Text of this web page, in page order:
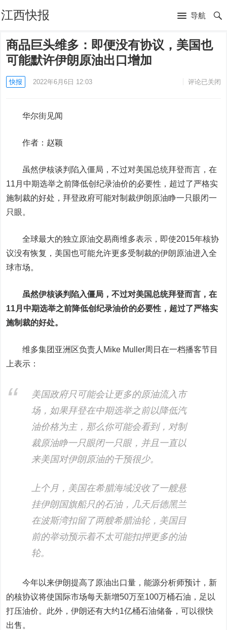
江西快报 导航
商品巨头维多：即便没有协议，美国也
可能默许伊朗原油出口增加
快报 2022年6月6日 12:03 评论已关闭
华尔街见闻
作者：赵颖
虽然伊核谈判陷入僵局，不过对美国总统拜登而言，在
11月中期选举之前降低创纪录油价的必要性，超过了严格实
施制裁的好处，拜登政府可能对制裁伊朗原油睁一只眼闭一
只眼。
全球最大的独立原油交易商维多表示，即使2015年核协
议没有恢复，美国也可能允许更多受制裁的伊朗原油进入全
球市场。
虽然伊核谈判陷入僵局，不过对美国总统拜登而言，在
11月中期选举之前降低创纪录油价的必要性，超过了严格实
施制裁的好处。
维多集团亚洲区负责人Mike Muller周日在一档播客节目
上表示：
美国政府只可能会让更多的原油流入市
场，如果拜登在中期选举之前以降低汽
油价格为主，那么你可能会看到，对制
裁原油睁一只眼闭一只眼，并且一直以
来美国对伊朗原油的干预很少。
上个月，美国在希腊海域没收了一艘悬
挂伊朗国旗船只的石油，几天后德黑兰
在波斯湾扣留了两艘希腊油轮，美国目
前的举动预示着不太可能扣押更多的油
轮。
今年以来伊朗提高了原油出口量，能源分析师预计，新
的核协议将使国际市场每天新增50万至100万桶石油，足以
打压油价。此外，伊朗还有大约1亿桶石油储备，可以很快
出售。